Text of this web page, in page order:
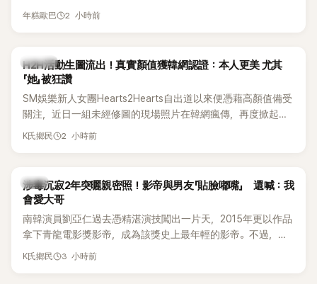
今，戀情已持續近10年，並於去年迎來兩人的兒子。金珉禧也
首度以演員身分復出。不過，新片尚未上映，她9年前電影中的
一句台詞卻突然被韓網翻出，意外再度掀起熱議。
年糕歐巴 2 小時前
K-POP
H2H活動生圖流出！真實顏值獲韓網認證：本人更美 尤其
「她」被狂讚
SM娛樂新人女團Hearts2Hearts自出道以來便憑藉高顏值備受
關注，近日一組未經修圖的現場照片在韓網瘋傳，再度掀起熱
烈討論，不少看過本人的網友更直呼：「真人比照片還漂亮！」
K氏鄉民 2 小時前
韓星
涉毒沉寂2年突曬親密照！影帝與男友「貼臉嘟嘴」 還喊：我
會愛大哥
南韓演員劉亞仁過去憑精湛演技闖出一片天，2015年更以作品
拿下青龍電影獎影帝，成為該獎史上最年輕的影帝。不過，他
2023年爆出涉毒風波後，演藝事業受到重創，後續又牽扯與男
K氏鄉民 3 小時前